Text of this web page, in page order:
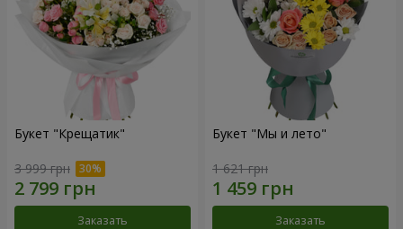
Букет "Крещатик"
3 999 грн
Заказать
Букет "Мы и лето"
1 621 грн
Заказать